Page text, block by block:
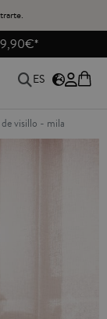
ES
de visillo - mila